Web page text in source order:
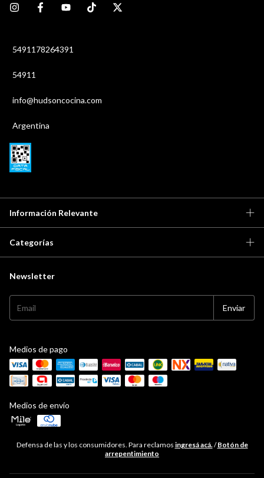
5491178264391
54911
info@hudsoncocina.com
Argentina
Información Relevante
Categorías
Newsletter
Medios de pago
Medios de envío
Defensa de las y los consumidores. Para reclamos ingresá acá./ Botón de
arrepentimiento